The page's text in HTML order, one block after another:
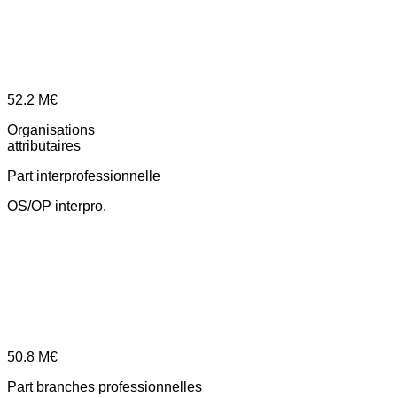
52.2 M€
Organisations
attributaires
Part interprofessionnelle
OS/OP interpro.
50.8 M€
Part branches professionnelles